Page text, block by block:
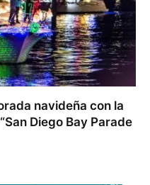
navideña con la
Diego Bay Parade